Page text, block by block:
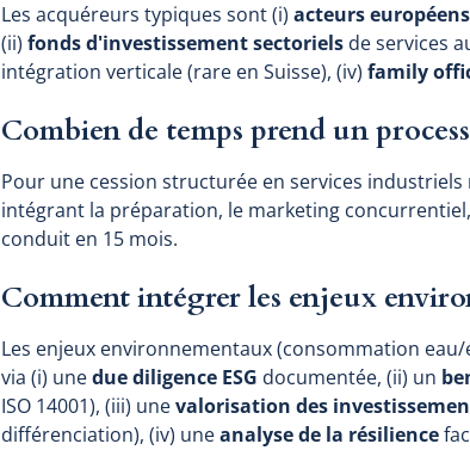
Les acquéreurs typiques sont (i)acteurs
(ii)fonds d'investissement sectoriels de services
intégration verticale (rare en Suisse), (iv)family
Combien de temps prend un
Pour une cession structurée en services
intégrant la préparation, le marketing
conduit en 15 mois.
Comment intégrer les enjeux
Les enjeux environnementaux (consommation
via (i) unedue diligence ESG documentée, (ii) un
ISO 14001), (iii) unevalorisation des
différenciation), (iv) uneanalyse de la résilience